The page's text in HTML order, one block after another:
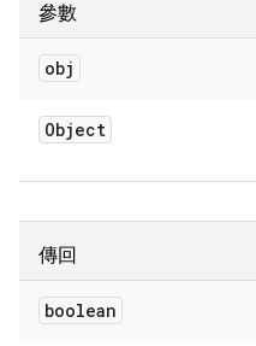
參數
obj
Object
傳回
boolean